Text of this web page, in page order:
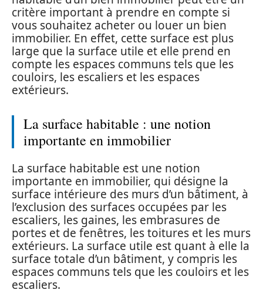
critère important à prendre en compte si
vous souhaitez acheter ou louer un bien
immobilier. En effet, cette surface est plus
large que la surface utile et elle prend en
compte les espaces communs tels que les
couloirs, les escaliers et les espaces
extérieurs.
La surface habitable : une notion
importante en immobilier
La surface habitable est une notion
importante en immobilier, qui désigne la
surface intérieure des murs d’un bâtiment, à
l’exclusion des surfaces occupées par les
escaliers, les gaines, les embrasures de
portes et de fenêtres, les toitures et les murs
extérieurs. La surface utile est quant à elle la
surface totale d’un bâtiment, y compris les
espaces communs tels que les couloirs et les
escaliers.